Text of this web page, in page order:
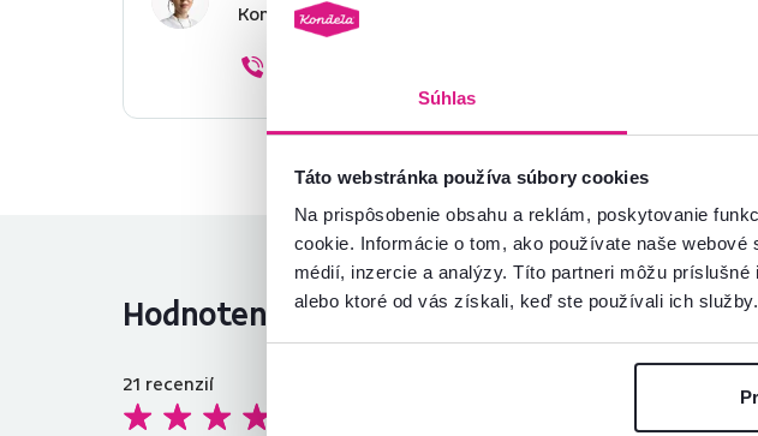
Súhlas
Táto webstránka používa súbory cookies
Na prispôsobenie obsahu a reklám, poskytovanie
cookie. Informácie o tom, ako používate naše
médií, inzercie a analýzy. Títo partneri môžu
alebo ktoré od vás získali, keď ste používali ich služby.
Kontaktujte nás a my vám radi poradíme
Hodnotenia produktu
21 recenzií
J
Slovensko
Rýchle dodanie kvalitný tovar